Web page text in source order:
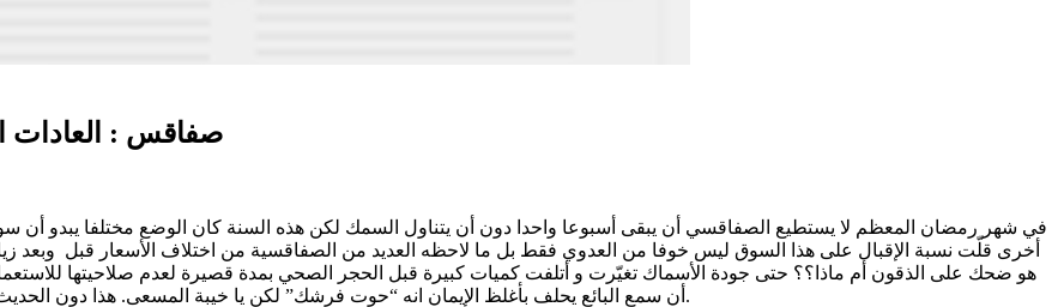
صفاقس : العادات
في شهر رمضان المعظم لا يستطيع الصفاقسي أن يبقى أسبوعا واحدا دون أن يتناول السمك لكن هذه السنة كان الوضع مختلفا يبدو أن
أخرى قلّت نسبة الإقبال على هذا السوق ليس خوفا من العدوي فقط بل ما لاحظه العديد من الصفاقسية من اختلاف الأسعار قبل وبعد
هو ضحك على الذقون أم ماذا؟؟ حتى جودة الأسماك تغيّرت و أتلفت كميات كبيرة قبل الحجر الصحي بمدة قصيرة لعدم صلاحيتها
أن سمع البائع يحلف بأغلظ الإيمان انه “حوت فرشك” لكن يا خيبة المسعى. هذا دون الحديث عن أساليب الغش في الميزان فالكمية المشترية غير الكمية الموزونة.